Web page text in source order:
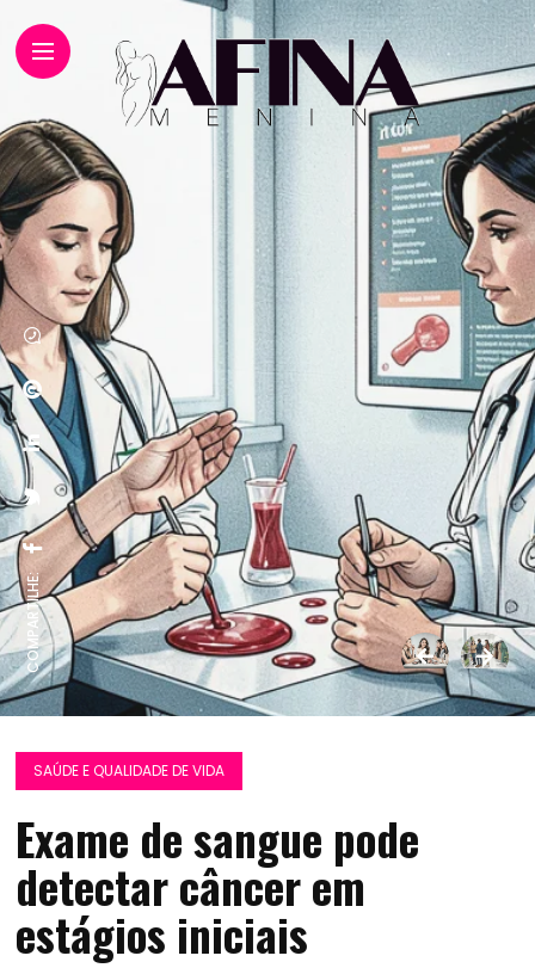
COMPARTILHE:
SAÚDE E QUALIDADE DE VIDA
Exame de sangue pode
detectar câncer em
estágios iniciais